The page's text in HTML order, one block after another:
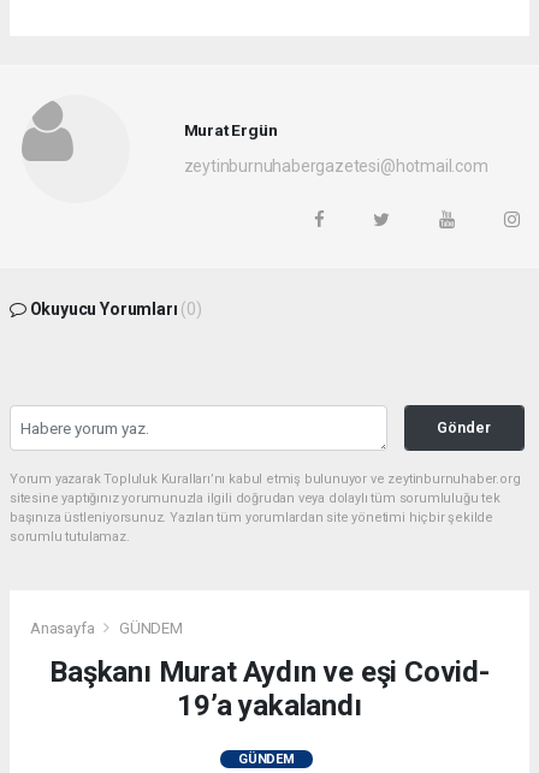
Murat Ergün
zeytinburnuhabergazetesi@hotmail.com
Okuyucu Yorumları (0)
Gönder
Yorum yazarak Topluluk Kuralları’nı kabul etmiş bulunuyor ve zeytinburnuhaber.org
sitesine yaptığınız yorumunuzla ilgili doğrudan veya dolaylı tüm sorumluluğu tek
başınıza üstleniyorsunuz. Yazılan tüm yorumlardan site yönetimi hiçbir şekilde
sorumlu tutulamaz.
Anasayfa GÜNDEM
Başkanı Murat Aydın ve eşi Covid-
19’a yakalandı
GÜNDEM